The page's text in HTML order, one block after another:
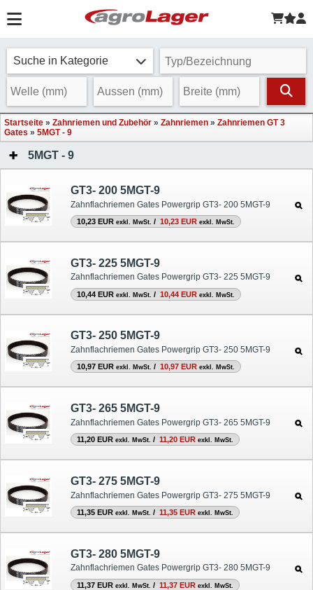
Suche in Kategorie
Startseite » Zahnriemen und Zubehör » Zahnriemen » Zahnriemen GT 3
Gates » 5MGT - 9
5MGT - 9
GT3- 200 5MGT-9
Zahnflachriemen Gates Powergrip GT3- 200 5MGT-9
10,23 EUR exkl. MwSt. / 10,23 EUR exkl. MwSt.
GT3- 225 5MGT-9
Zahnflachriemen Gates Powergrip GT3- 225 5MGT-9
10,44 EUR exkl. MwSt. / 10,44 EUR exkl. MwSt.
GT3- 250 5MGT-9
Zahnflachriemen Gates Powergrip GT3- 250 5MGT-9
10,97 EUR exkl. MwSt. / 10,97 EUR exkl. MwSt.
GT3- 265 5MGT-9
Zahnflachriemen Gates Powergrip GT3- 265 5MGT-9
11,20 EUR exkl. MwSt. / 11,20 EUR exkl. MwSt.
GT3- 275 5MGT-9
Zahnflachriemen Gates Powergrip GT3- 275 5MGT-9
11,35 EUR exkl. MwSt. / 11,35 EUR exkl. MwSt.
GT3- 280 5MGT-9
Zahnflachriemen Gates Powergrip GT3- 280 5MGT-9
11,37 EUR exkl. MwSt. / 11,37 EUR exkl. MwSt.